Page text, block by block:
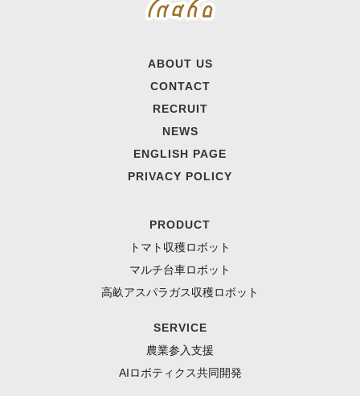
ABOUT US
CONTACT
RECRUIT
NEWS
ENGLISH PAGE
PRIVACY POLICY
PRODUCT
トマト収穫ロボット
マルチ台車ロボット
高畝アスパラガス収穫ロボット
SERVICE
農業参入支援
AIロボティクス共同開発